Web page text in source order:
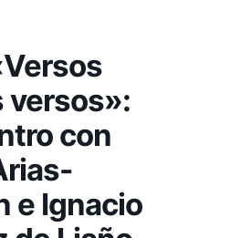
versos»:
con
e Ignacio